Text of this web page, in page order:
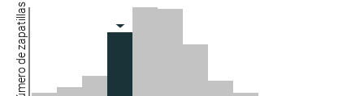
Número de zapatillas